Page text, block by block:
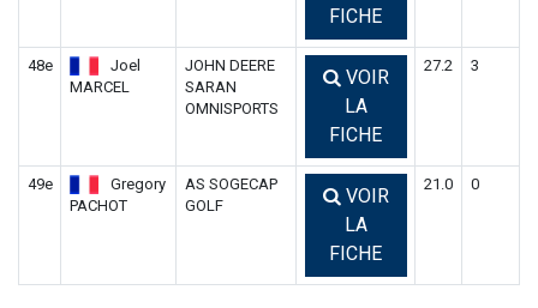
FICHE
48e
Joel
MARCEL
JOHN DEERE
SARAN
OMNISPORTS
VOIR
LA
FICHE
27.2 3
49e
Gregory
PACHOT
AS SOGECAP
GOLF
VOIR
LA
FICHE
21.0 0